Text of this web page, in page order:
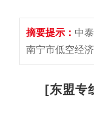
摘要提示： 中
南宁市低空经
[东盟专